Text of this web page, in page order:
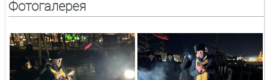
Фотогалерея